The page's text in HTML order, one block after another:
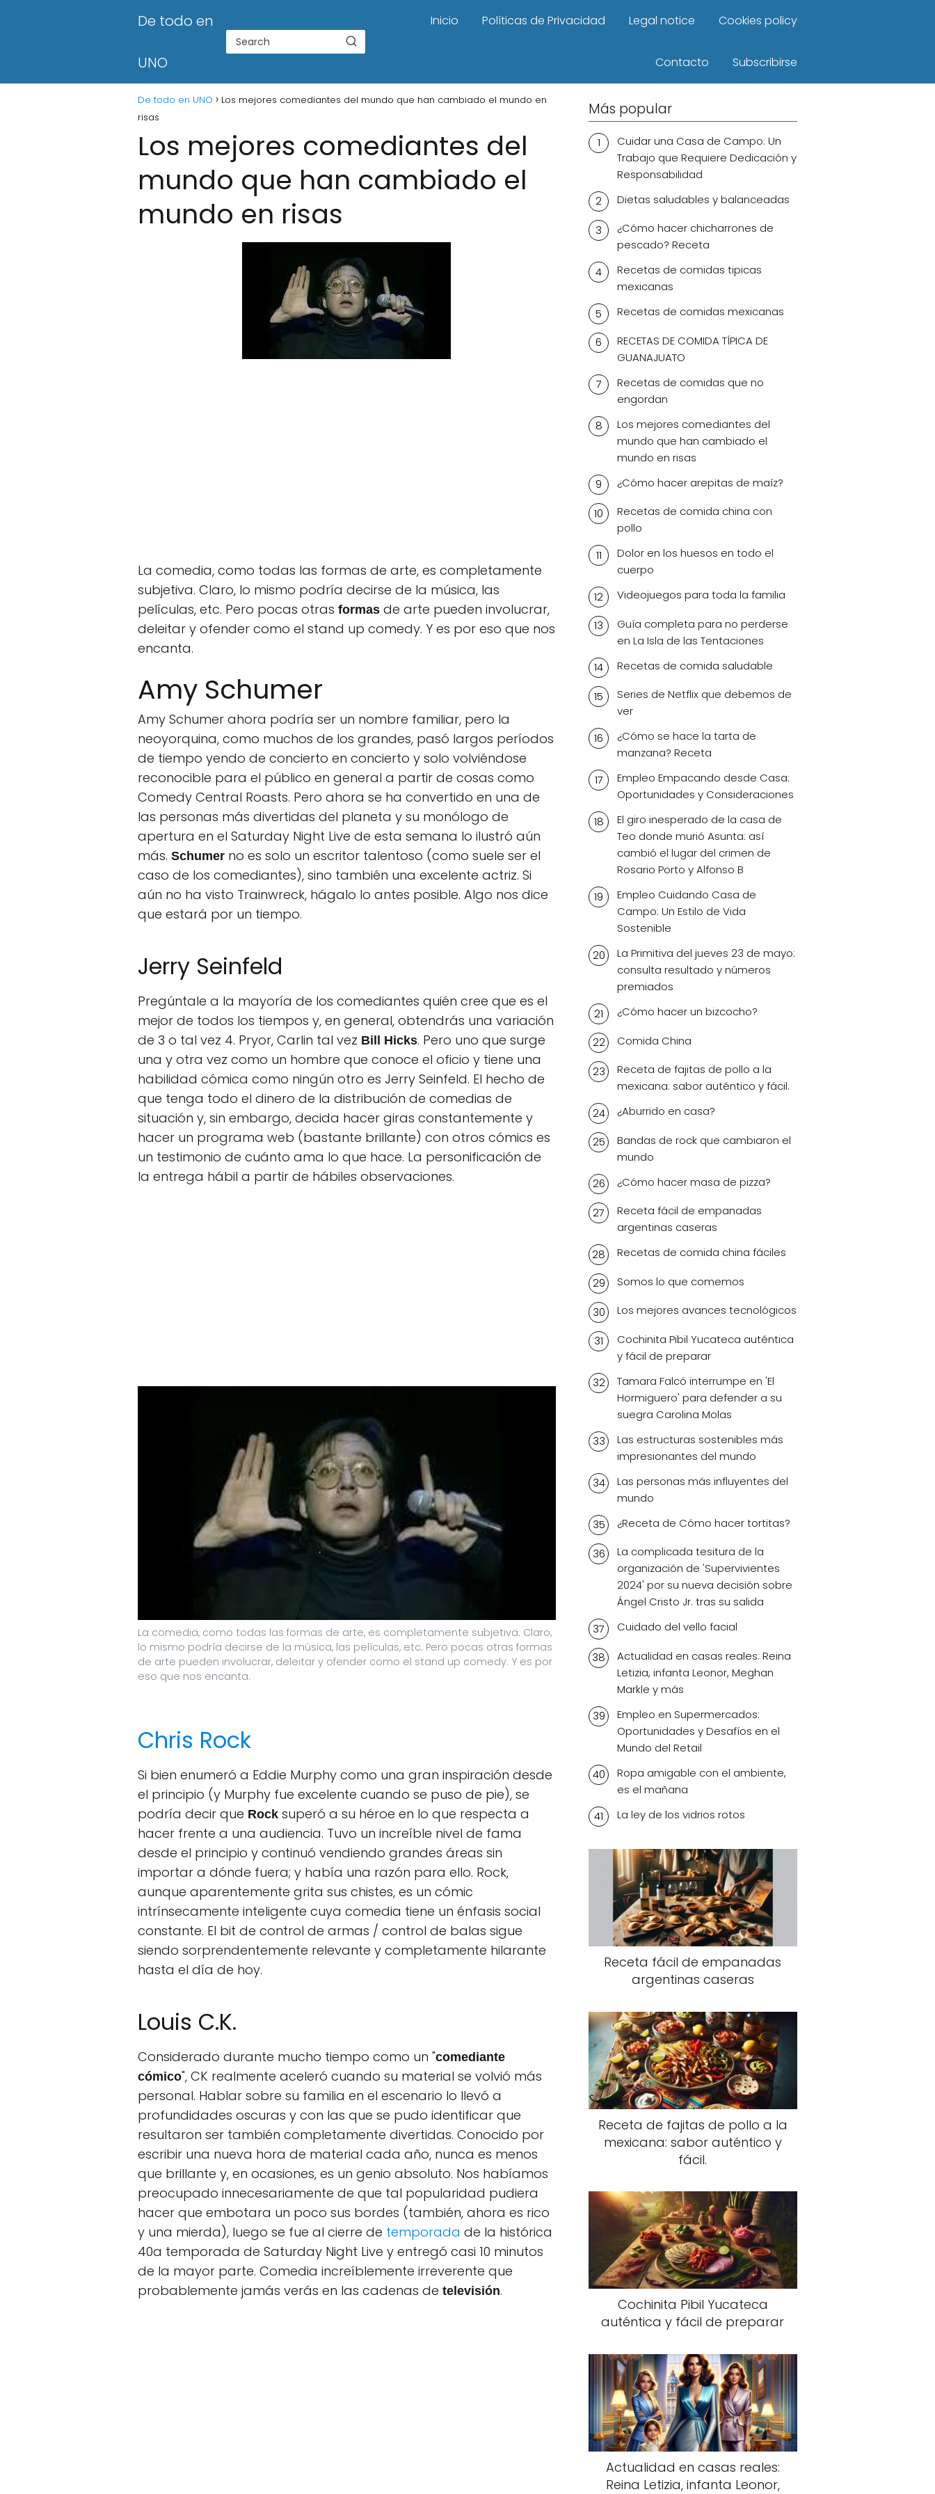
De todo en
UNO
Inicio Políticas de Privacidad Legal notice Cookies policy
Contacto Subscribirse
De todo en UNO
Los mejores comediantes del mundo que han cambiado el mundo en
risas
Los mejores comediantes del
mundo que han cambiado el
mundo en risas
La comedia, como todas las formas de arte, es completamente
subjetiva. Claro, lo mismo podría decirse de la música, las
películas, etc. Pero pocas otras formas de arte pueden involucrar,
deleitar y ofender como el stand up comedy. Y es por eso que nos
encanta.
Amy Schumer
Amy Schumer ahora podría ser un nombre familiar, pero la
neoyorquina, como muchos de los grandes, pasó largos períodos
de tiempo yendo de concierto en concierto y solo volviéndose
reconocible para el público en general a partir de cosas como
Comedy Central Roasts. Pero ahora se ha convertido en una de
las personas más divertidas del planeta y su monólogo de
apertura en el Saturday Night Live de esta semana lo ilustró aún
más. Schumer no es solo un escritor talentoso (como suele ser el
caso de los comediantes), sino también una excelente actriz. Si
aún no ha visto Trainwreck, hágalo lo antes posible. Algo nos dice
que estará por un tiempo.
Jerry Seinfeld
Pregúntale a la mayoría de los comediantes quién cree que es el
mejor de todos los tiempos y, en general, obtendrás una variación
de 3 o tal vez 4. Pryor, Carlin tal vez Bill Hicks. Pero uno que surge
una y otra vez como un hombre que conoce el oficio y tiene una
habilidad cómica como ningún otro es Jerry Seinfeld. El hecho de
que tenga todo el dinero de la distribución de comedias de
situación y, sin embargo, decida hacer giras constantemente y
hacer un programa web (bastante brillante) con otros cómics es
un testimonio de cuánto ama lo que hace. La personificación de
la entrega hábil a partir de hábiles observaciones.
La comedia, como todas las formas de arte, es completamente subjetiva. Claro,
lo mismo podría decirse de la música, las películas, etc. Pero pocas otras formas
de arte pueden involucrar, deleitar y ofender como el stand up comedy. Y es por
eso que nos encanta.
Chris Rock
Si bien enumeró a Eddie Murphy como una gran inspiración desde
el principio (y Murphy fue excelente cuando se puso de pie), se
podría decir que Rock superó a su héroe en lo que respecta a
hacer frente a una audiencia. Tuvo un increíble nivel de fama
desde el principio y continuó vendiendo grandes áreas sin
importar a dónde fuera; y había una razón para ello. Rock,
aunque aparentemente grita sus chistes, es un cómic
intrínsecamente inteligente cuya comedia tiene un énfasis social
constante. El bit de control de armas / control de balas sigue
siendo sorprendentemente relevante y completamente hilarante
hasta el día de hoy.
Louis C.K.
Considerado durante mucho tiempo como un "comediante
cómico", CK realmente aceleró cuando su material se volvió más
personal. Hablar sobre su familia en el escenario lo llevó a
profundidades oscuras y con las que se pudo identificar que
resultaron ser también completamente divertidas. Conocido por
escribir una nueva hora de material cada año, nunca es menos
que brillante y, en ocasiones, es un genio absoluto. Nos habíamos
preocupado innecesariamente de que tal popularidad pudiera
hacer que embotara un poco sus bordes (también, ahora es rico
y una mierda), luego se fue al cierre de temporada de la histórica
40a temporada de Saturday Night Live y entregó casi 10 minutos
de la mayor parte. Comedia increíblemente irreverente que
probablemente jamás verás en las cadenas de televisión.
Más popular
Cuidar una Casa de Campo: Un
Trabajo que Requiere Dedicación y
Responsabilidad
Dietas saludables y balanceadas
¿Cómo hacer chicharrones de
pescado? Receta
Recetas de comidas tipicas
mexicanas
Recetas de comidas mexicanas
RECETAS DE COMIDA TÍPICA DE
GUANAJUATO
Recetas de comidas que no
engordan
Los mejores comediantes del
mundo que han cambiado el
mundo en risas
¿Cómo hacer arepitas de maíz?
Recetas de comida china con
pollo
Dolor en los huesos en todo el
cuerpo
Videojuegos para toda la familia
Guía completa para no perderse
en La Isla de las Tentaciones
Recetas de comida saludable
Series de Netflix que debemos de
ver
¿Cómo se hace la tarta de
manzana? Receta
Empleo Empacando desde Casa:
Oportunidades y Consideraciones
El giro inesperado de la casa de
Teo donde murió Asunta: así
cambió el lugar del crimen de
Rosario Porto y Alfonso B
Empleo Cuidando Casa de
Campo: Un Estilo de Vida
Sostenible
La Primitiva del jueves 23 de mayo:
consulta resultado y números
premiados
¿Cómo hacer un bizcocho?
Comida China
Receta de fajitas de pollo a la
mexicana: sabor auténtico y fácil.
¿Aburrido en casa?
Bandas de rock que cambiaron el
mundo
¿Cómo hacer masa de pizza?
Receta fácil de empanadas
argentinas caseras
Recetas de comida china fáciles
Somos lo que comemos
Los mejores avances tecnológicos
Cochinita Pibil Yucateca auténtica
y fácil de preparar
Tamara Falcó interrumpe en 'El
Hormiguero' para defender a su
suegra Carolina Molas
Las estructuras sostenibles más
impresionantes del mundo
Las personas más influyentes del
mundo
¿Receta de Cómo hacer tortitas?
La complicada tesitura de la
organización de 'Supervivientes
2024' por su nueva decisión sobre
Ángel Cristo Jr. tras su salida
Cuidado del vello facial
Actualidad en casas reales: Reina
Letizia, infanta Leonor, Meghan
Markle y más
Empleo en Supermercados:
Oportunidades y Desafíos en el
Mundo del Retail
Ropa amigable con el ambiente,
es el mañana
La ley de los vidrios rotos
Receta fácil de empanadas
argentinas caseras
Receta de fajitas de pollo a la
mexicana: sabor auténtico y
fácil.
Cochinita Pibil Yucateca
auténtica y fácil de preparar
Actualidad en casas reales:
Reina Letizia, infanta Leonor,